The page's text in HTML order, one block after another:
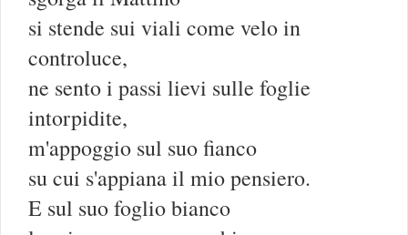
si stende sui viali come velo in
controluce,
ne sento i passi lievi sulle foglie
intorpidite,
m'appoggio sul suo fianco
su cui s'appiana il mio pensiero.
E sul suo foglio bianco